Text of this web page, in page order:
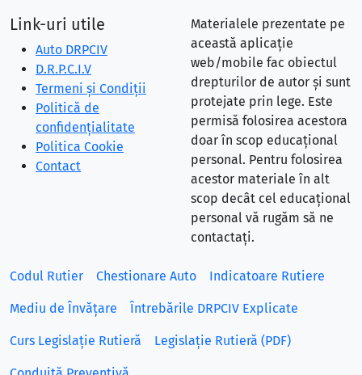
Link-uri utile
Auto DRPCIV
D.R.P.C.I.V
Termeni și Condiții
Politică de
confidențialitate
Politica Cookie
Contact
Materialele prezentate pe
această aplicație
web/mobile fac obiectul
drepturilor de autor și sunt
protejate prin lege. Este
permisă folosirea acestora
doar în scop educațional
personal. Pentru folosirea
acestor materiale în alt
scop decât cel educațional
personal vă rugăm să ne
contactați.
Codul Rutier Chestionare Auto Indicatoare Rutiere
Mediu de Învățare Întrebările DRPCIV Explicate
Curs Legislație Rutieră Legislație Rutieră (PDF)